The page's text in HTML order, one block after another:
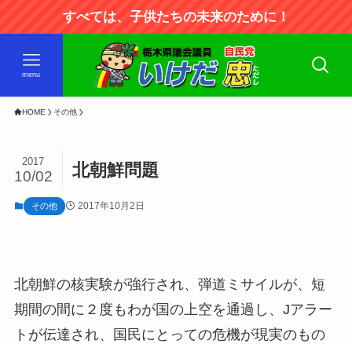
すべては、子供たちの未来のために！
menu
HOME その他
北朝鮮問題
2017
10/02
その他 2017年10月2日
北朝鮮の核実験が強行され、弾道ミサイルが、短
期間の間に２度もわが国の上空を通過し、Jアラー
トが伝達され、国民にとっての危機が現実のもの